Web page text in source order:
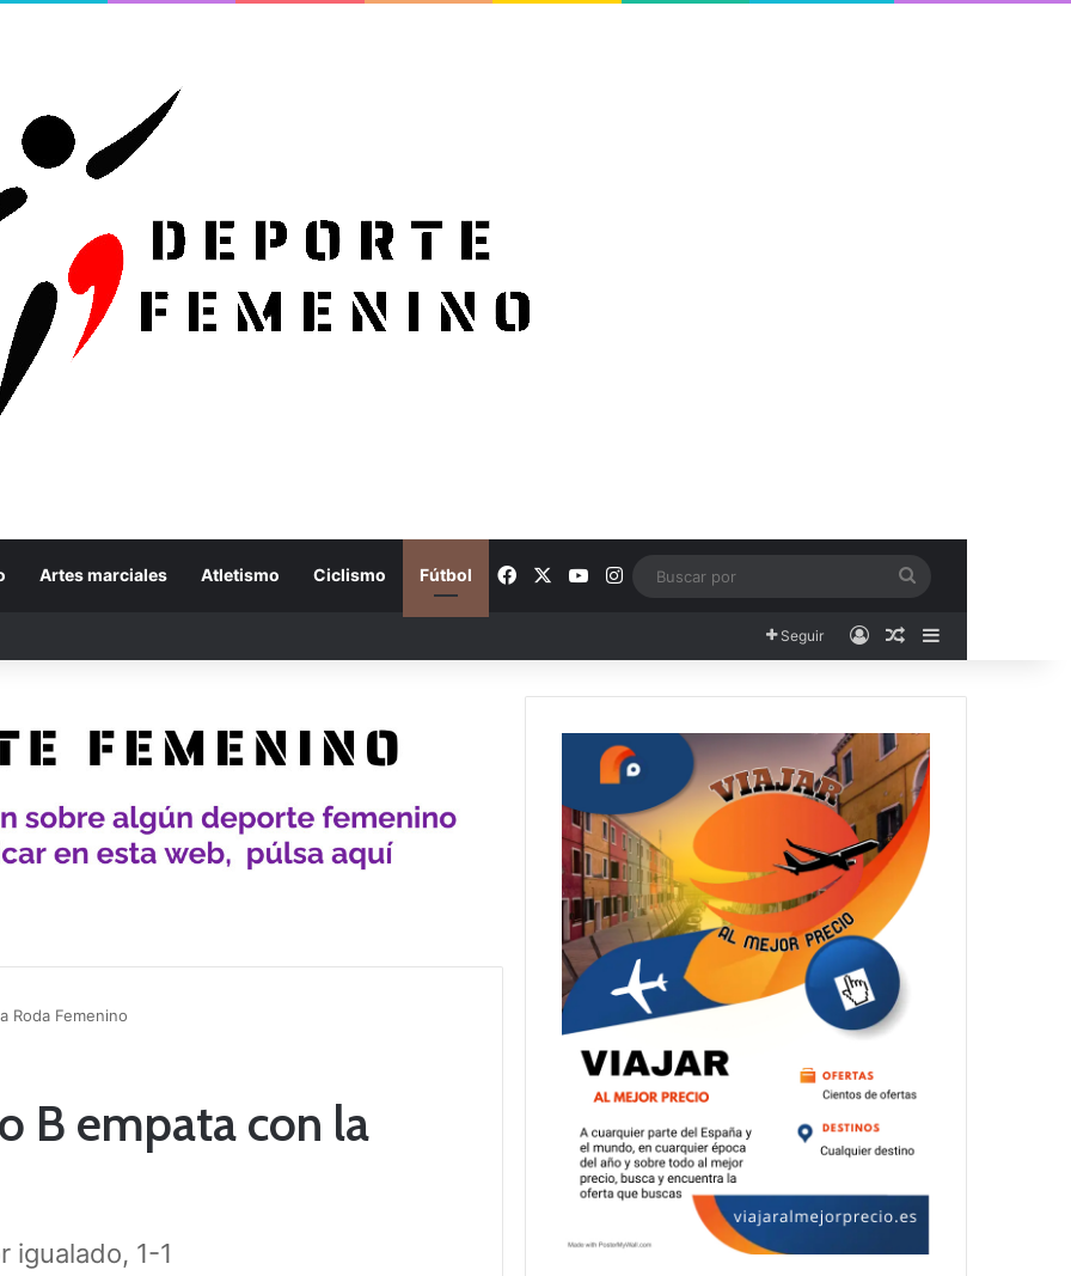
Artes marciales Atletismo Ciclismo Fútbol Facebook YouTubeInstagram
Seguir AccesoPublicación al
Roda Femenino
B empata con la
igualado, 1-1